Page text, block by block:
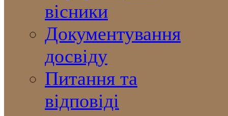
вісники
Документування
досвіду
Питання та
відповіді